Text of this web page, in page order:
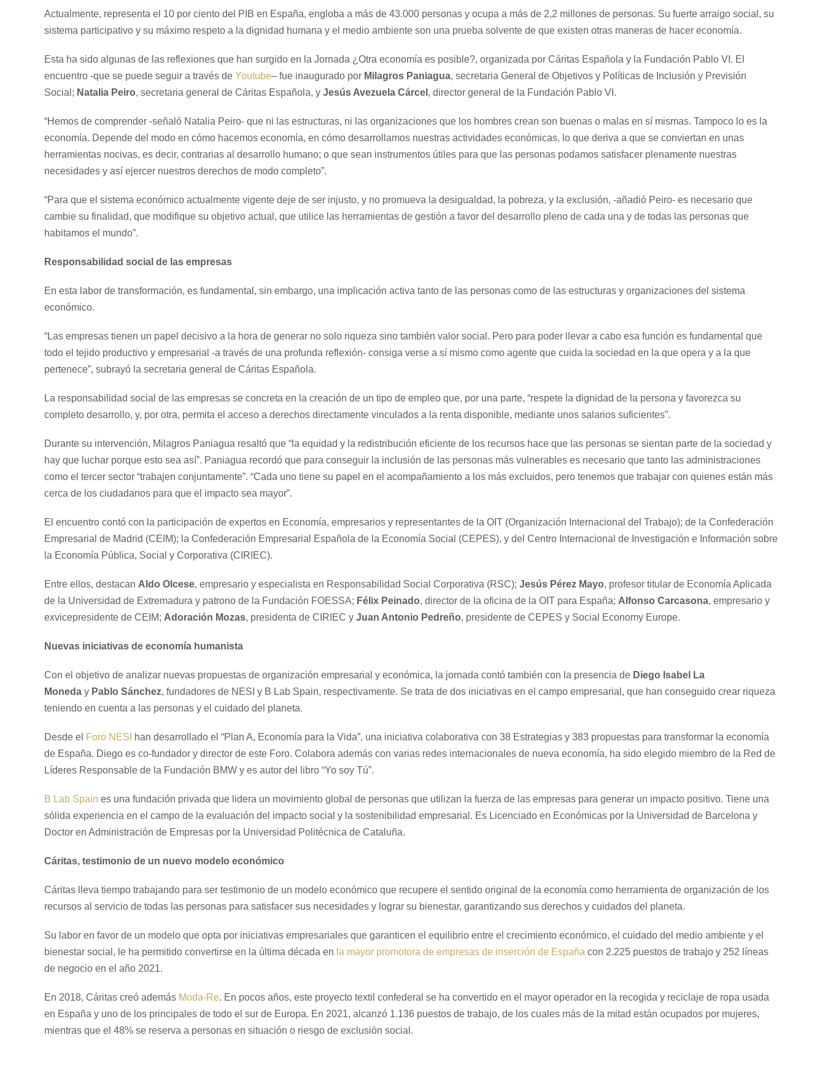
Actualmente, representa el 10 por ciento del PIB en España, engloba a más de 43.000 personas y ocupa a más de 2,2 millones de personas. Su fuerte arraigo social, su
sistema participativo y su máximo respeto a la dignidad humana y el medio ambiente son una prueba solvente de que existen otras maneras de hacer economía.
Esta ha sido algunas de las reflexiones que han surgido en la Jornada ¿Otra economía es posible?, organizada por Cáritas Española y la Fundación Pablo VI. El
encuentro -que se puede seguir a través de Youtube– fue inaugurado por Milagros Paniagua, secretaria General de Objetivos y Políticas de Inclusión y Previsión
Social; Natalia Peiro, secretaria general de Cáritas Española, y Jesús Avezuela Cárcel , director general de la Fundación Pablo VI.
“Hemos de comprender -señaló Natalia Peiro- que ni las estructuras, ni las organizaciones que los hombres crean son buenas o malas en sí mismas. Tampoco lo es la
economía. Depende del modo en cómo hacemos economía, en cómo desarrollamos nuestras actividades económicas, lo que deriva a que se conviertan en unas
herramientas nocivas, es decir, contrarias al desarrollo humano; o que sean instrumentos útiles para que las personas podamos satisfacer plenamente nuestras
necesidades y así ejercer nuestros derechos de modo completo”.
“Para que el sistema económico actualmente vigente deje de ser injusto, y no promueva la desigualdad, la pobreza, y la exclusión, -añadió Peiro- es necesario que
cambie su finalidad, que modifique su objetivo actual, que utilice las herramientas de gestión a favor del desarrollo pleno de cada una y de todas las personas que
habitamos el mundo”.
Responsabilidad social de las empresas
En esta labor de transformación, es fundamental, sin embargo, una implicación activa tanto de las personas como de las estructuras y organizaciones del sistema
económico.
“Las empresas tienen un papel decisivo a la hora de generar no solo riqueza sino también valor social. Pero para poder llevar a cabo esa función es fundamental que
todo el tejido productivo y empresarial -a través de una profunda reflexión- consiga verse a sí mismo como agente que cuida la sociedad en la que opera y a la que
pertenece”, subrayó la secretaria general de Cáritas Española.
La responsabilidad social de las empresas se concreta en la creación de un tipo de empleo que, por una parte, “respete la dignidad de la persona y favorezca su
completo desarrollo, y, por otra, permita el acceso a derechos directamente vinculados a la renta disponible, mediante unos salarios suficientes”.
Durante su intervención, Milagros Paniagua resaltó que “la equidad y la redistribución eficiente de los recursos hace que las personas se sientan parte de la sociedad y
hay que luchar porque esto sea así”. Paniagua recordó que para conseguir la inclusión de las personas más vulnerables es necesario que tanto las administraciones
como el tercer sector “trabajen conjuntamente”. “Cada uno tiene su papel en el acompañamiento a los más excluidos, pero tenemos que trabajar con quienes están más
cerca de los ciudadanos para que el impacto sea mayor”.
El encuentro contó con la participación de expertos en Economía, empresarios y representantes de la OIT (Organización Internacional del Trabajo); de la Confederación
Empresarial de Madrid (CEIM); la Confederación Empresarial Española de la Economía Social (CEPES), y del Centro Internacional de Investigación e Información sobre
la Economía Pública, Social y Corporativa (CIRIEC).
Entre ellos, destacan Aldo Olcese, empresario y especialista en Responsabilidad Social Corporativa (RSC); Jesús Pérez Mayo, profesor titular de Economía Aplicada
de la Universidad de Extremadura y patrono de la Fundación FOESSA; Félix Peinado, director de la oficina de la OIT para España; Alfonso Carcasona, empresario y
exvicepresidente de CEIM; Adoración Mozas, presidenta de CIRIEC y Juan Antonio Pedreño, presidente de CEPES y Social Economy Europe.
Nuevas iniciativas de economía humanista
Con el objetivo de analizar nuevas propuestas de organización empresarial y económica, la jornada contó también con la presencia de Diego Isabel La
Moneda y Pablo Sánchez, fundadores de NESI y B Lab Spain, respectivamente. Se trata de dos iniciativas en el campo empresarial, que han conseguido crear riqueza
teniendo en cuenta a las personas y el cuidado del planeta.
Desde el Foro NESI
han desarrollado el “Plan A, Economía para la Vida”, una iniciativa colaborativa con 38 Estrategias y 383 propuestas para transformar la economía
de España. Diego es co-fundador y director de este Foro. Colabora además con varias redes internacionales de nueva economía, ha sido elegido miembro de la Red de
Líderes Responsable de la Fundación BMW y es autor del libro “Yo soy Tú”.
B Lab Spain es una fundación privada que lidera un movimiento global de personas que utilizan la fuerza de las empresas para generar un impacto positivo. Tiene una
sólida experiencia en el campo de la evaluación del impacto social y la sostenibilidad empresarial. Es Licenciado en Económicas por la Universidad de Barcelona y
Doctor en Administración de Empresas por la Universidad Politécnica de Cataluña.
Cáritas, testimonio de un nuevo modelo económico
Cáritas lleva tiempo trabajando para ser testimonio de un modelo económico que recupere el sentido original de la economía como herramienta de organización de los
recursos al servicio de todas las personas para satisfacer sus necesidades y lograr su bienestar, garantizando sus derechos y cuidados del planeta.
Su labor en favor de un modelo que opta por iniciativas empresariales que garanticen el equilibrio entre el crecimiento económico, el cuidado del medio ambiente y el
bienestar social, le ha permitido convertirse en la última década en la mayor promotora de empresas de inserción de España con 2.225 puestos de trabajo y 252 líneas
de negocio en el año 2021.
En 2018, Cáritas creó además Moda-Re. En pocos años, este proyecto textil confederal se ha convertido en el mayor operador en la recogida y reciclaje de ropa usada
en España y uno de los principales de todo el sur de Europa. En 2021, alcanzó 1.136 puestos de trabajo, de los cuales más de la mitad están ocupados por mujeres,
mientras que el 48% se reserva a personas en situación o riesgo de exclusión social.